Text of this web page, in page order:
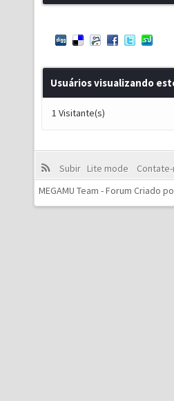
Usuários visualizando
1 Visitante(s)
Subir Lite mode
MEGAMU Team - Forum Criado